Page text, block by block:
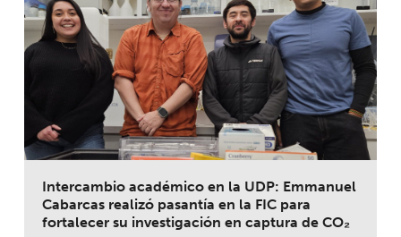
Intercambio académico en la UDP: Emmanuel
Cabarcas realizó pasantía en la FIC para
fortalecer su investigación en captura de CO₂